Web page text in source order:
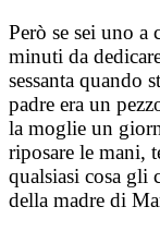
Però se sei uno a
minuti da
sessanta quando
padre era un
la moglie un
riposare le mani,
qualsiasi cosa gli
della madre di